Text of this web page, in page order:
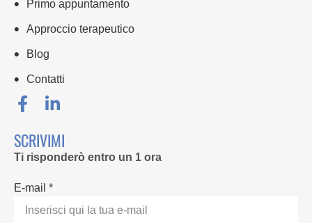
Primo appuntamento
Approccio terapeutico
Blog
Contatti
SCRIVIMI
Ti risponderò entro un 1 ora
E-mail *